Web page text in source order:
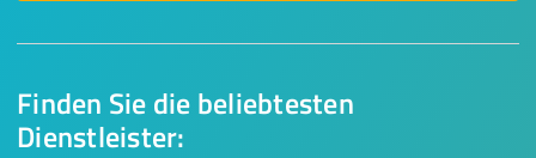
Finden Sie die beliebtesten
Dienstleister: